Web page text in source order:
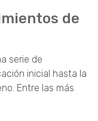
de
serie de
inicial hasta la
Entre las más